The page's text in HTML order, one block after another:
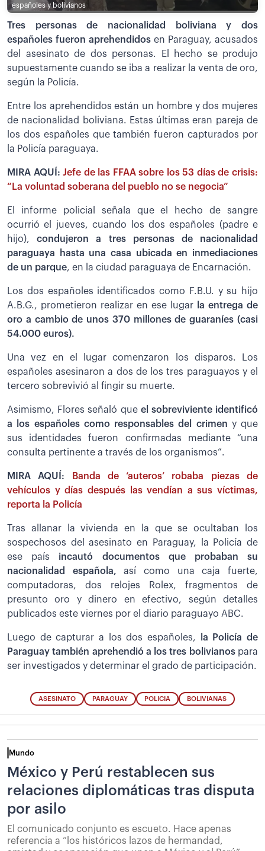
españoles y bolivianos
Tres personas de nacionalidad boliviana y dos
españoles fueron aprehendidos en Paraguay, acusados
del asesinato de dos personas. El hecho se produjo
supuestamente cuando se iba a realizar la venta de oro,
según la Policía.
Entre los aprehendidos están un hombre y dos mujeres
de nacionalidad boliviana. Estas últimas eran pareja de
los dos españoles que también fueron capturados por
la Policía paraguaya.
MIRA AQUÍ: Jefe de las FFAA sobre los 53 días de crisis:
“La voluntad soberana del pueblo no se negocia”
El informe policial señala que el hecho de sangre
ocurrió el jueves, cuando los dos españoles (padre e
hijo),condujeron a tres personas de nacionalidad
paraguaya hasta una casa ubicada en inmediaciones
de un parque, en la ciudad paraguaya de Encarnación.
Los dos españoles identificados como F.B.U. y su hijo
A.B.G., prometieron realizar en ese lugar
la entrega de
oro a cambio de unos 370 millones de guaraníes (casi
54.000 euros).
Una vez en el lugar comenzaron los disparos. Los
españoles asesinaron a dos de los tres paraguayos y el
tercero sobrevivió al fingir su muerte.
Asimismo, Flores señaló queel sobreviviente identificó
a los españoles como responsables del crimen y que
sus identidades fueron confirmadas mediante “una
consulta pertinente a través de los organismos”.
MIRA AQUÍ:
Banda de ‘auteros’ robaba piezas de
vehículos y días después las vendían a sus víctimas,
reporta la Policía
Tras allanar la vivienda en la que se ocultaban los
sospechosos del asesinato en Paraguay, la Policía de
ese país incautó documentos que probaban su
nacionalidad española, así como una caja fuerte,
computadoras, dos relojes Rolex, fragmentos de
presunto oro y dinero en efectivo, según detalles
publicados este viernes por el diario paraguayo ABC.
Luego de capturar a los dos españoles,
la Policía de
Paraguay también aprehendió a los tres bolivianos para
ser investigados y determinar el grado de participación.
ASESINATO PARAGUAY POLICIA BOLIVIANAS
Mundo
México y Perú restablecen sus
relaciones diplomáticas tras disputa
por asilo
El comunicado conjunto es escueto. Hace apenas
referencia a “los históricos lazos de hermandad,